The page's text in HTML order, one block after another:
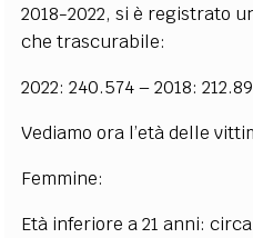
2018-2022, si è registrato
che trascurabile:
2022: 240.574 – 2018:
Vediamo ora l’età delle
Femmine:
Età inferiore a 21 anni: